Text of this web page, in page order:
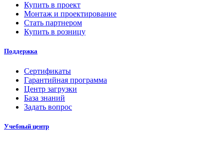
Купить в проект
Монтаж и проектирование
Стать партнером
Купить в розницу
Поддержка
Сертификаты
Гарантийная программа
Центр загрузки
База знаний
Задать вопрос
Учебный центр